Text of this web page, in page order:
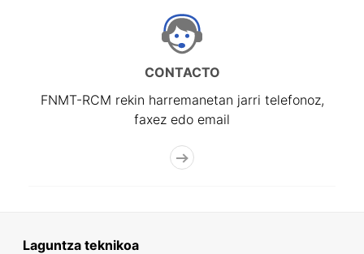
CONTACTO
FNMT-RCM rekin harremanetan jarri telefonoz,
faxez edo email
Laguntza teknikoa